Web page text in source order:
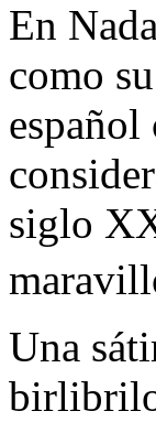
En
como
español
siglo
Una